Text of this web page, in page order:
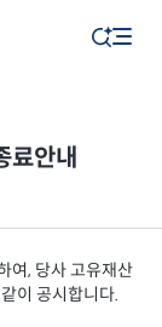
료안내
여, 당사 고유재산
이 공시합니다.